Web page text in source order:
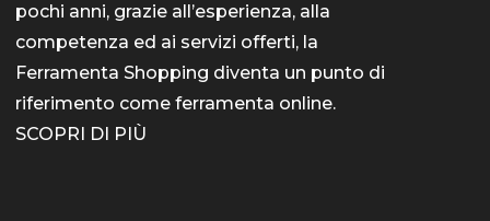
pochi anni, grazie all’esperienza, alla
competenza ed ai servizi offerti, la
Ferramenta Shopping diventa un punto di
riferimento come ferramenta online.
SCOPRI DI PIÙ